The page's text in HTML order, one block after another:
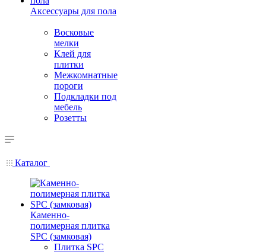
Аксессуары для пола
Восковые
мелки
Клей для
плитки
Межкомнатные
пороги
Подкладки под
мебель
Розетты
Каталог
Каменно-
полимерная плитка
SPC (замковая)
Плитка SPC